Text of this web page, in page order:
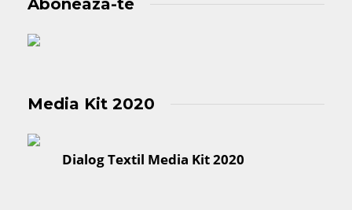
Aboneaza-te
Media Kit 2020
Dialog Textil Media Kit 2020